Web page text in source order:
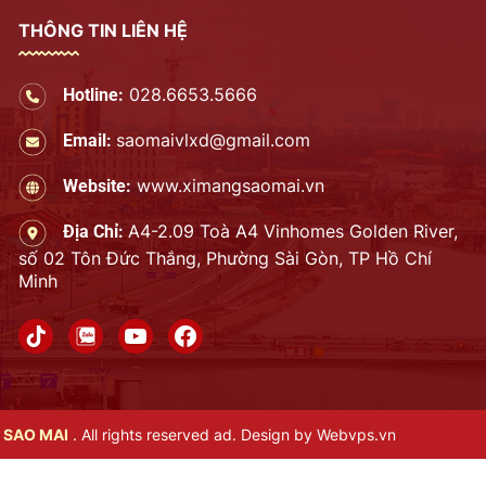
THÔNG TIN LIÊN HỆ
Hotline: 028.6653.5666
Email: saomaivlxd@gmail.com
Website: www.ximangsaomai.vn
Địa Chỉ:A4-2.09 Toà A4 Vinhomes Golden River,
số 02 Tôn Đức Thắng, Phường Sài Gòn, TP Hồ Chí
Minh
MAI . All rights reserved ad. Design by Webvps.vn